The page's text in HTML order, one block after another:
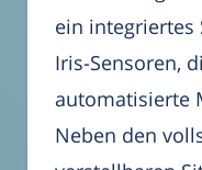
ein integriertes
Iris-Sensoren,
automatisierte
Neben den